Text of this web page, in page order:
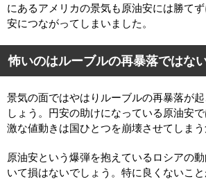
にあるアメリカの景気も原油安には勝て
安につながってしまいました。
怖いのはルーブルの再暴落ではな
景気の面ではやはりルーブルの再暴落が
しょう。円安の助けになっている原油安
激な値動きは国ひとつを崩壊させてしまう
原油安という爆弾を抱えているロシアの
いて損はないでしょう。特に良くないこ